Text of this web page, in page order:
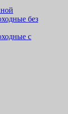
без
с